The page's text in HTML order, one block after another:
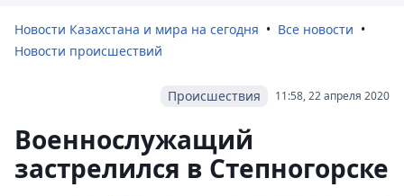
Новости Казахстана и мира на сегодня
Все новости
Новости происшествий
11:58, 22 апреля 2020
Происшествия
Военнослужащий
застрелился в Степногорске